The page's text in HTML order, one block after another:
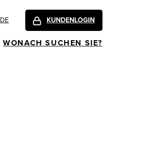
DE KUNDENLOGIN
WONACH SUCHEN SIE?